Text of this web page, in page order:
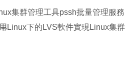
集群管理工具pssh批量管理服務
用Linux下的LVS軟件實現Linux集群